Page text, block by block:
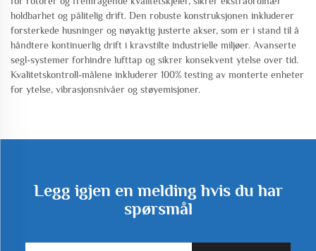
holdbarhet og pålitelig drift. Den robuste konstruksjonen inkluderer
forsterkede husninger og nøyaktig justerte akser, som er i stand til å
håndtere kontinuerlig drift i kravstilte industrielle miljøer. Avanserte
segl-systemer forhindre lufttap og sikrer konsekvent ytelse over tid.
Kvalitetskontroll-målene inkluderer 100% testing av monterte enheter
for ytelse, vibrasjonsnivåer og støyemisjoner.
Legg igjen en melding hvis du har
spørsmål